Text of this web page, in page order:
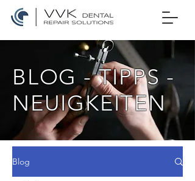
BLOG - TIPPS -
NEUIGKEITEN
Blog